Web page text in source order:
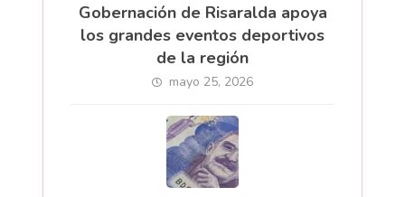
Gobernación de Risaralda apoya
los grandes eventos deportivos
de la región
mayo 25, 2026